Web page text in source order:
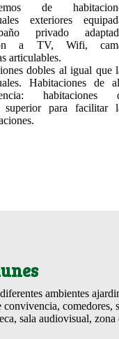
de
exteriores
privado
a TV, Wifi,
articulables.
dobles al igual que
Habitaciones de
habitaciones
superior para facilitar
ambientes
convivencia, comedores,
sala audiovisual, zona